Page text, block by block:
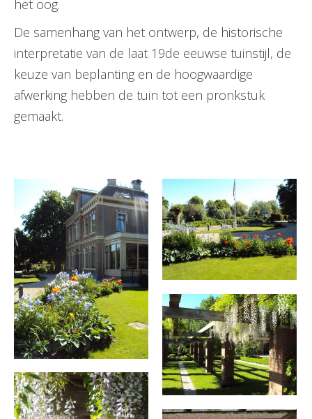
het oog.
De samenhang van het ontwerp, de historische
interpretatie van de laat 19de eeuwse tuinstijl, de
keuze van beplanting en de hoogwaardige
afwerking hebben de tuin tot een pronkstuk
gemaakt.